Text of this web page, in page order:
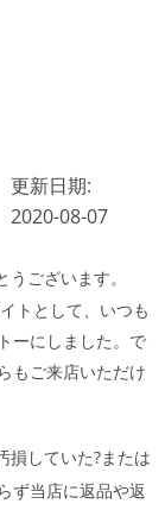
更新日期:
2020-08-07
ございます。
トとして、いつも
ーにしました。で
もご来店いただけ
損していた?または
ず当店に返品や返